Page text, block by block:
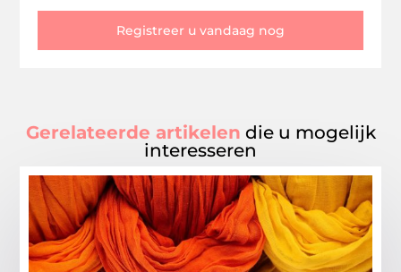
Registreer u vandaag nog
Gerelateerde artikelen die u mogelijk
interesseren